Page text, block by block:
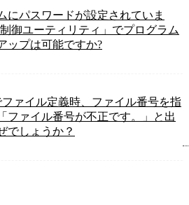
にパスワードが設定されていま
御ユーティリティ」でプログラム
ップは可能ですか?
ファイル定義時、ファイル番号を指
ファイル番号が不正です。」と出
でしょうか？